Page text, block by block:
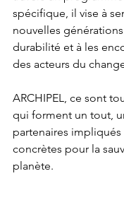
spécifique, il vise à
nouvelles
durabilité et à les
des acteurs du
ARCHIPEL, ce sont
qui forment un tout,
partenaires
concrètes pour la
planète.